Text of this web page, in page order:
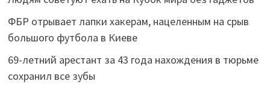
ФБР отрывает лапки хакерам, нацеленным на срыв
большого футбола в Киеве
69-летний арестант за 43 года нахождения в тюрьме
сохранил все зубы